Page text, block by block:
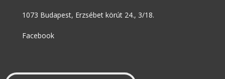
1073 Budapest, Erzsébet körút 24., 3/18.
Facebook